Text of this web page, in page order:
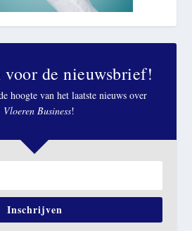
de nieuwsbrief!
hoogte van het laatste nieuws over
Vloeren Business!
Inschrijven